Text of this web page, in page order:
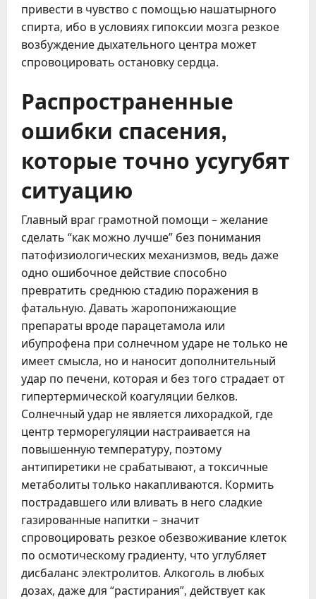
привести в чувство с помощью нашатырного
спирта, ибо в условиях гипоксии мозга резкое
возбуждение дыхательного центра может
спровоцировать остановку сердца.
Распространенные
ошибки спасения,
которые точно усугубят
ситуацию
Главный враг грамотной помощи – желание
сделать “как можно лучше” без понимания
патофизиологических механизмов, ведь даже
одно ошибочное действие способно
превратить среднюю стадию поражения в
фатальную. Давать жаропонижающие
препараты вроде парацетамола или
ибупрофена при солнечном ударе не только не
имеет смысла, но и наносит дополнительный
удар по печени, которая и без того страдает от
гипертермической коагуляции белков.
Солнечный удар не является лихорадкой, где
центр терморегуляции настраивается на
повышенную температуру, поэтому
антипиретики не срабатывают, а токсичные
метаболиты только накапливаются. Кормить
пострадавшего или вливать в него сладкие
газированные напитки – значит
спровоцировать резкое обезвоживание клеток
по осмотическому градиенту, что углубляет
дисбаланс электролитов. Алкоголь в любых
дозах, даже для “растирания”, действует как